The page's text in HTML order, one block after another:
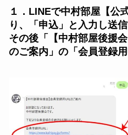
１．LINEで中村部屋【公
り、「申込」と入力し送信
その後「【中村部屋後援
のご案内」の「会員登録